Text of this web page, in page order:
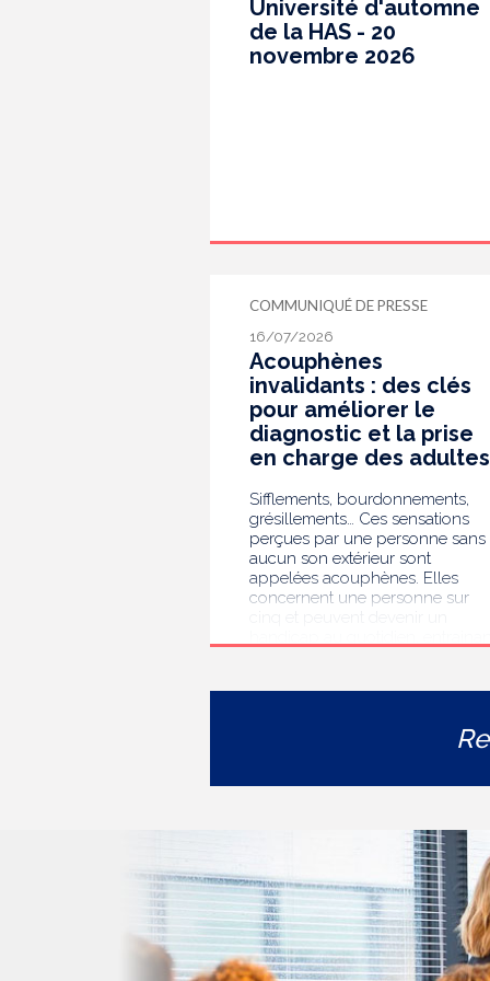
Université d'automne
de la HAS - 20
novembre 2026
COMMUNIQUÉ DE PRESSE
16/07/2026
Acouphènes
invalidants : des clés
pour améliorer le
diagnostic et la prise
en charge des adultes
Sifflements, bourdonnements,
grésillements… Ces sensations
perçues par une personne sans
aucun son extérieur sont
appelées acouphènes. Elles
concernent une personne sur
l’isolement ou de l’anxiété. Face à
thérapeutique rencontrée par les
diagnostic et l’accompagnement
des personnes présentant des
acouphènes chroniques
invalidants . Elle publie
aujourd’hui ses travaux, destinés
aux professionnels de santé [1]
impliqués dans le suivi de ces
patients.